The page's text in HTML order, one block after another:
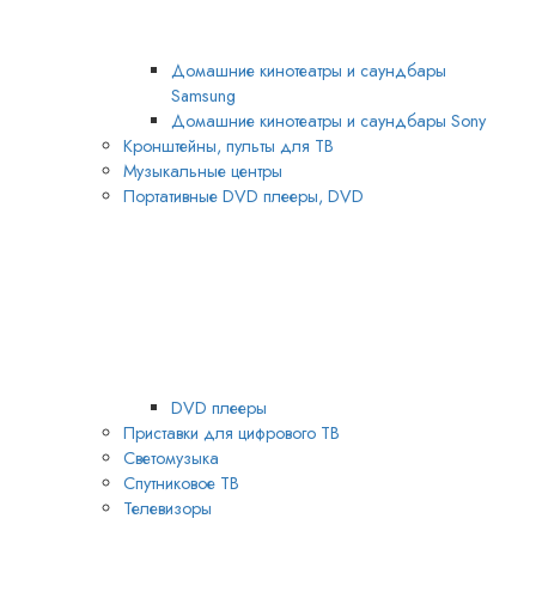
Домашние кинотеатры и саундбары
Samsung
Домашние кинотеатры и саундбары Sony
Кронштейны, пульты для ТВ
Музыкальные центры
Портативные DVD плееры, DVD
DVD плееры
Приставки для цифрового ТВ
Светомузыка
Спутниковое ТВ
Телевизоры